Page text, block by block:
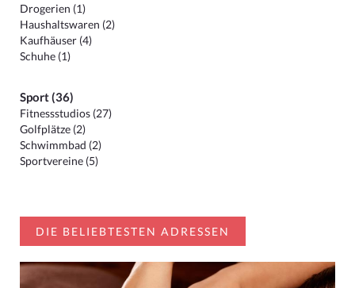
Drogerien (1)
Haushaltswaren (2)
Kaufhäuser (4)
Schuhe (1)
Sport (36)
Fitnessstudios (27)
Golfplätze (2)
Schwimmbad (2)
Sportvereine (5)
DIE BELIEBTESTEN ADRESSEN